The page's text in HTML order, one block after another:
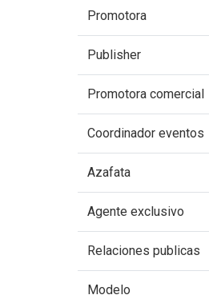
Promotora
Publisher
Promotora comercial
Coordinador eventos
Azafata
Agente exclusivo
Relaciones publicas
Modelo